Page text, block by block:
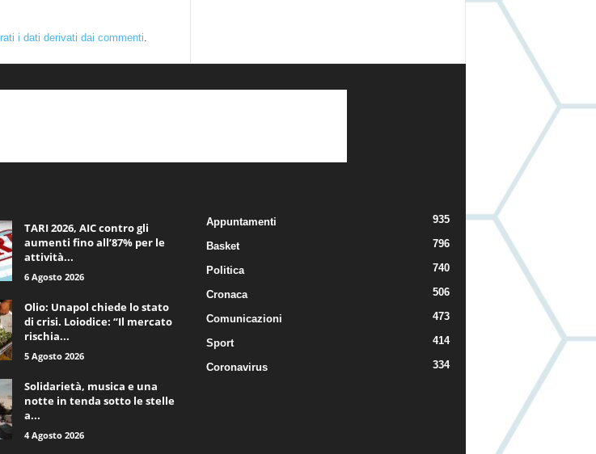
i dati derivati dai commenti.
TARI 2026, AIC contro gli
aumenti fino all’87% per le
attività...
6 Agosto 2026
Olio: Unapol chiede lo stato
di crisi. Loiodice: “Il mercato
rischia...
5 Agosto 2026
Solidarietà, musica e una
notte in tenda sotto le stelle
a...
4 Agosto 2026
Appuntamenti 935
Basket 796
Politica 740
Cronaca 506
Comunicazioni 473
Sport 414
Coronavirus 334